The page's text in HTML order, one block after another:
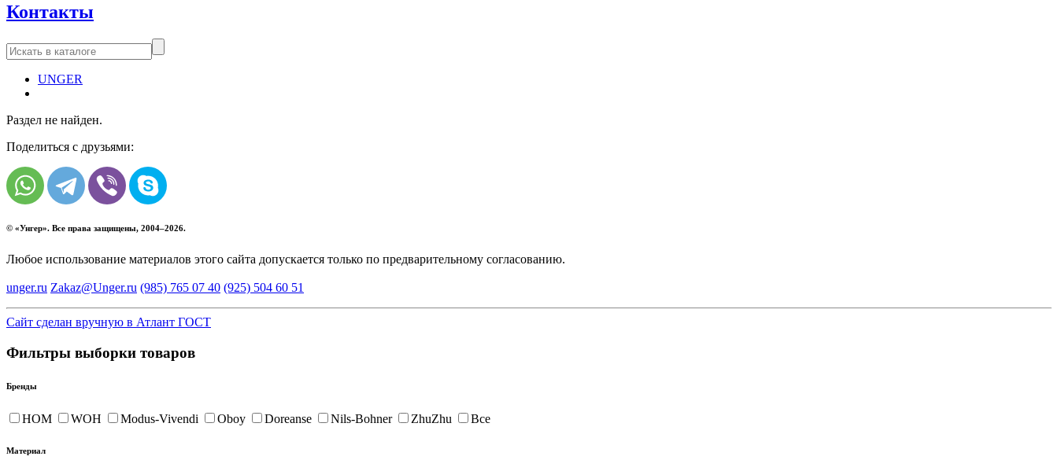
Контакты
UNGER
Раздел не найден.
Поделиться с друзьями:
© «Унгер». Все права защищены, 2004–2026.
Любое использование материалов этого сайта допускается только по предварительному согласованию.
unger.ru Zakaz@Unger.ru (985) 765 07 40 (925) 504 60 51
Сайт сделан вручную в Атлант ГОСТ
Фильтры выборки товаров
Бренды
HOM WOH Modus-Vivendi Oboy Doreanse Nils-Bohner ZhuZhu Все
Материал